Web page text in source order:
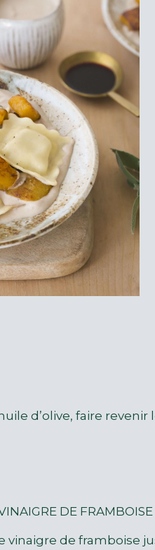
d’olive, faire
DE FRAMBOISE
vinaigre de framboise